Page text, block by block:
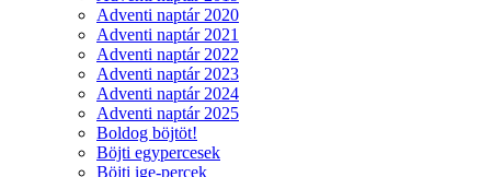
Adventi naptár 2020
Adventi naptár 2021
Adventi naptár 2022
Adventi naptár 2023
Adventi naptár 2024
Adventi naptár 2025
Boldog böjtöt!
Böjti egypercesek
Böjti ige-percek